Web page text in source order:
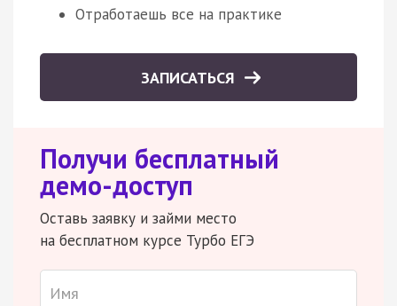
Отработаешь все на практике
ЗАПИСАТЬСЯ
Получи бесплатный
демо-доступ
Оставь заявку и займи место
на бесплатном курсе Турбо ЕГЭ